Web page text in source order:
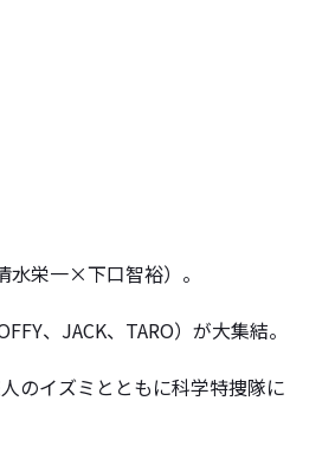
栄一×下口智裕）。
、JACK、TARO）が大集結。
のイズミとともに科学特捜隊に